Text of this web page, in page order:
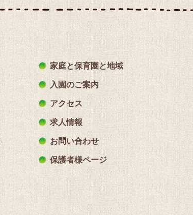
家庭と保育園と地域
入園のご案内
アクセス
求人情報
お問い合わせ
保護者様ページ